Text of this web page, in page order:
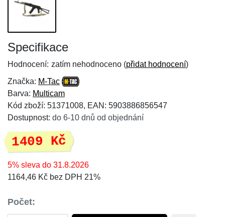
Specifikace
Hodnocení: zatím nehodnoceno (přidat hodnocení)
Značka: M-Tac
Barva: Multicam
Kód zboží: 51371008, EAN: 5903886856547
Dostupnost: do 6-10 dnů od objednání
1409 Kč
5% sleva do 31.8.2026
1164,46 Kč bez DPH 21%
Počet: